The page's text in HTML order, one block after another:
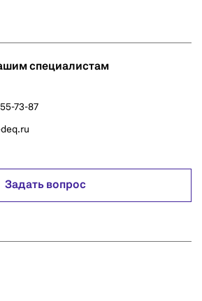
специалистам
73-87
Задать вопрос